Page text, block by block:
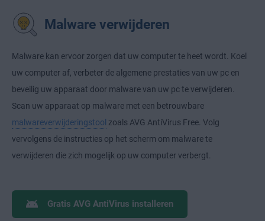
Malware verwijderen
Malware kan ervoor zorgen dat uw computer te heet wordt. Koel
uw computer af, verbeter de algemene prestaties van uw pc en
beveilig uw apparaat door malware van uw pc te verwijderen.
Scan uw apparaat op malware met een betrouwbare
malwareverwijderingstool zoals AVG AntiVirus Free. Volg
vervolgens de instructies op het scherm om malware te
verwijderen die zich mogelijk op uw computer verbergt.
Gratis AVG AntiVirus installeren